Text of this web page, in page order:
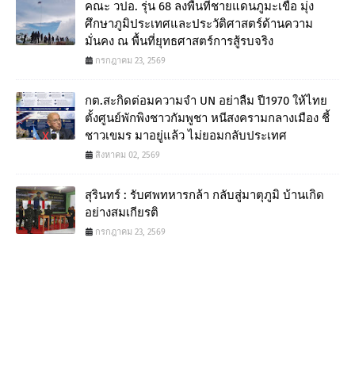
คณะ วปอ. รุ่น 68 ลงพื้นที่ชายแดนภูมะเขือ มุ่ง
ศึกษาภูมิประเทศและประวัติศาสตร์ด้านความ
มั่นคง ณ พื้นที่ยุทธศาสตร์การสู้รบจริง
กรกฎาคม 23, 2569
กต.สะกิดต่อมความจำ UN อย่าลืม ปี1970 ให้ไทย
ตั้งศูนย์พักพิงชาวกัมพูชา หนีสงครามกลางเมือง ชี้
ชาวเขมร มาอยู่แล้ว ไม่ยอมกลับประเทศ
สิงหาคม 02, 2569
สุรินทร์ : รับศพทหารกล้า กลับสู่มาตุภูมิ บ้านเกิด
อย่างสมเกียรติ
กรกฎาคม 23, 2569